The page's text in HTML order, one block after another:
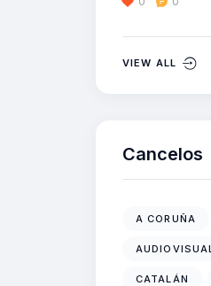
VIEW ALL
Cancelos
A CORUÑA
AUDIOVISUAL
CATALÁN